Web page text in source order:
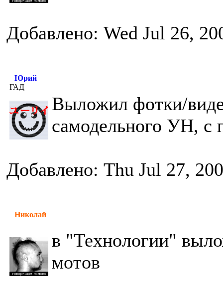
Добавлено: Wed Jul 26,
Юрий
ГАД
Выложил фотки/
самодельного УН, с
Добавлено: Thu Jul 27,
Николай
в "Технологии"
мотов